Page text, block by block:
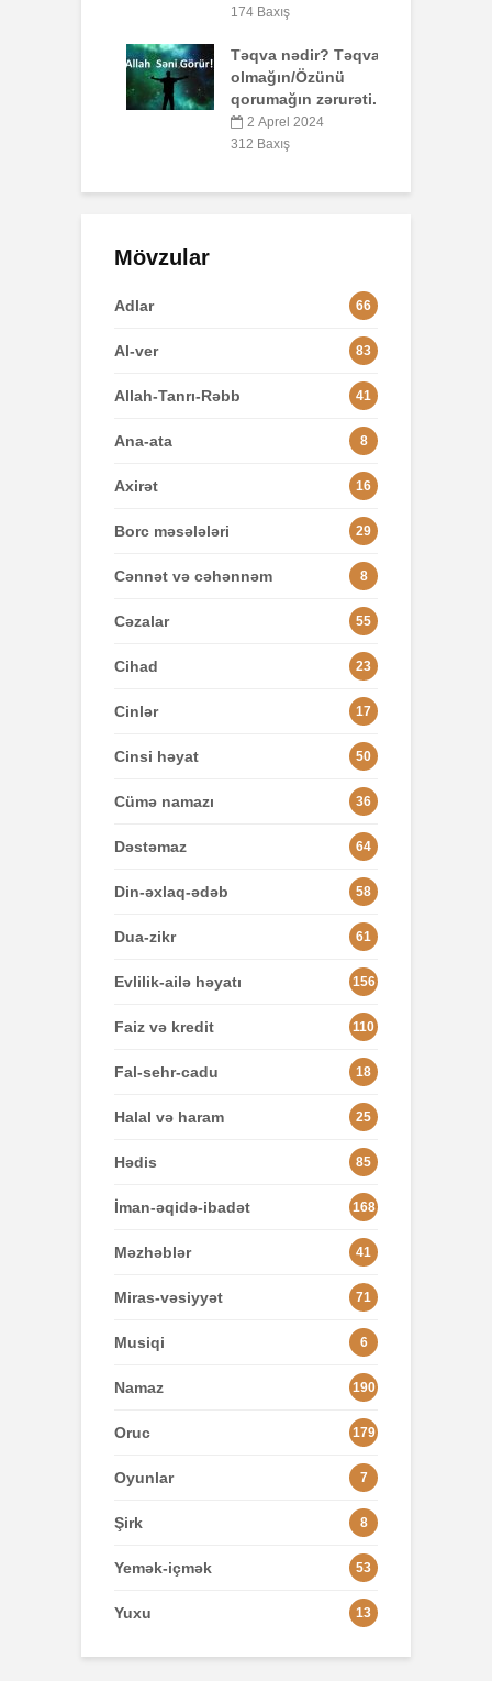
174 Baxış
Təqva nədir? Təqvalı
olmağın/Özünü
qorumağın zərurəti.
2 Aprel 2024
312 Baxış
Mövzular
Adlar 66
Al-ver 83
Allah-Tanrı-Rəbb 41
Ana-ata 8
Axirət 16
Borc məsələləri 29
Cənnət və cəhənnəm 8
Cəzalar 55
Cihad 23
Cinlər 17
Cinsi həyat 50
Cümə namazı 36
Dəstəmaz 64
Din-əxlaq-ədəb 58
Dua-zikr 61
Evlilik-ailə həyatı 156
Faiz və kredit 110
Fal-sehr-cadu 18
Halal və haram 25
Hədis 85
İman-əqidə-ibadət 168
Məzhəblər 41
Miras-vəsiyyət 71
Musiqi 6
Namaz 190
Oruc 179
Oyunlar 7
Şirk 8
Yemək-içmək 53
Yuxu 13